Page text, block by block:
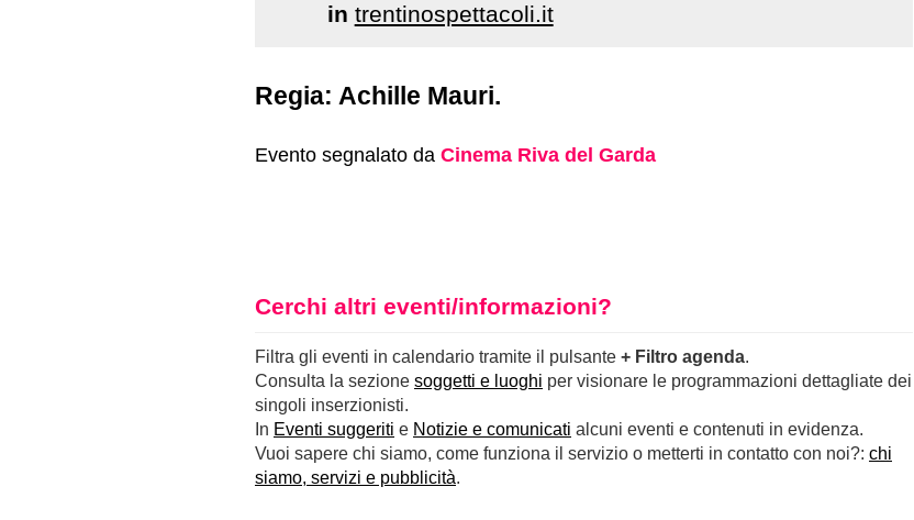
in trentinospettacoli.it
Regia: Achille Mauri.
Evento segnalato da Cinema Riva del Garda
Cerchi altri eventi/informazioni?
Filtra gli eventi in calendario tramite il pulsante + Filtro agenda.
Consulta la sezione soggetti e luoghi per visionare le programmazioni dettagliate dei
singoli inserzionisti.
In Eventi suggeriti e Notizie e comunicati alcuni eventi e contenuti in evidenza.
Vuoi sapere chi siamo, come funziona il servizio o metterti in contatto con noi?: chi
siamo, servizi e pubblicità.